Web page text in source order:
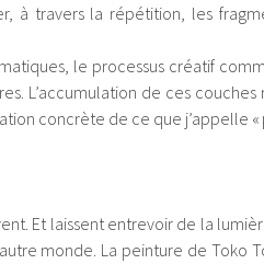
à travers la répétition, les
le processus créatif
L’accumulation de ces
concrète de ce que j’appelle «
Et laissent entrevoir de la
monde. La peinture de